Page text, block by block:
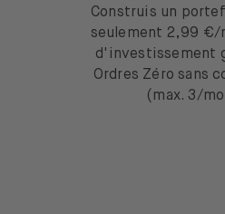
Construis un
seulement 2,99 €/
d'investissement
Ordres Zéro sans
(max. 3/